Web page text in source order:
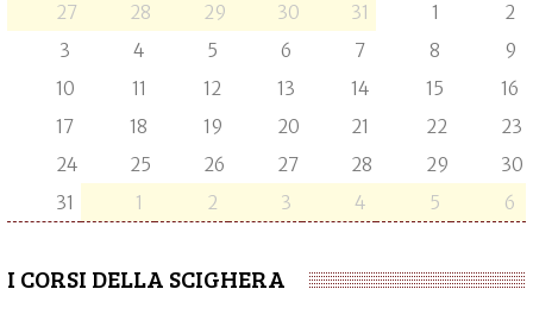
27 28 29 30 31 1
2
3
4 5 6 7 8
9
10
11 12 13 14 15
16
17
18 19 20 21 22
23
24
25 26 27 28 29
30
31
1 2 3 4 5 6
I CORSI DELLA SCIGHERA